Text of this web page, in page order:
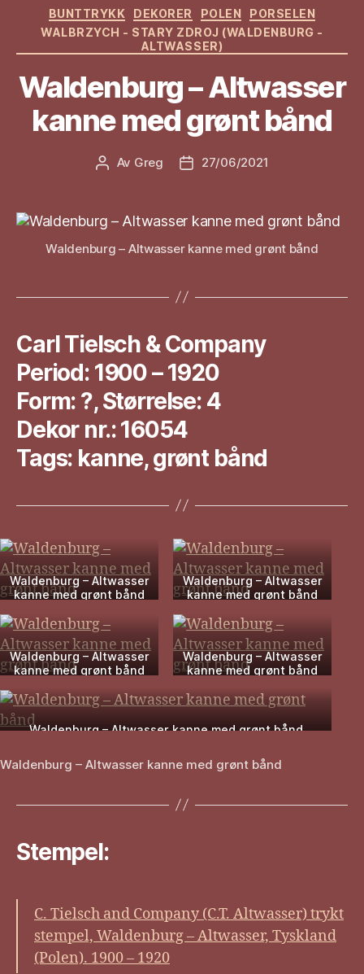
Kategorier
BUNTTRYKK DEKORER POLEN
PORSELEN
WALBRZYCH - STARY ZDROJ (WALDENBURG -
ALTWASSER)
Waldenburg – Altwasser
kanne med grønt bånd
Innleggsforfatter
Av Greg Publiseringsdato
27/06/2021
Waldenburg – Altwasser kanne med grønt bånd
Carl Tielsch & Company
Period: 1900 – 1920
Form: ?, Størrelse: 4
Dekor nr.: 16054
Tags: kanne, grønt bånd
Waldenburg – Altwasser
kanne med grønt bånd
Waldenburg – Altwasser
kanne med grønt bånd
Waldenburg – Altwasser
kanne med grønt bånd
Waldenburg – Altwasser
kanne med grønt bånd
Waldenburg – Altwasser kanne med grønt bånd
Waldenburg – Altwasser kanne med grønt bånd
Stempel:
C. Tielsch and Company (C.T. Altwasser) trykt
stempel, Waldenburg – Altwasser, Tyskland
(Polen). 1900 – 1920